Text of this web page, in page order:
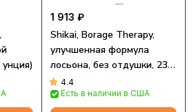
1 913 ₽
Shikai, Borage Therapy,
улучшенная формула
лосьона, без отдушки, 238
мл (8 жидк. унций)
4.4
Есть в наличии в США